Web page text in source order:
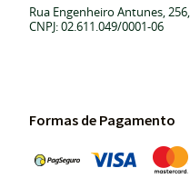
Rua Engenheiro Antunes,
CNPJ: 02.611.049/0001-06
Formas de Pagamento